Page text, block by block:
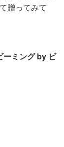
贈ってみて
ーミング by ビ